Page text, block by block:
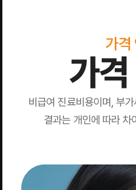
가격
가격
비급여 진료비용이며, 부
결과는 개인에 따라 차